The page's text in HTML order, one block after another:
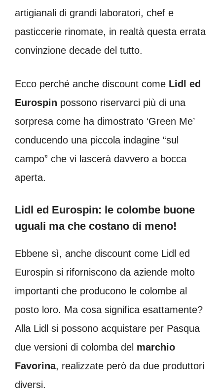
artigianali di grandi laboratori, chef e
pasticcerie rinomate, in realtà questa errata
convinzione decade del tutto.
Ecco perché anche discount come Lidl ed
Eurospin possono riservarci più di una
sorpresa come ha dimostrato ‘Green Me’
conducendo una piccola indagine “sul
campo” che vi lascerà davvero a bocca
aperta.
Lidl ed Eurospin: le colombe buone
uguali ma che costano di meno!
Ebbene sì, anche discount come Lidl ed
Eurospin si riforniscono da aziende molto
importanti che producono le colombe al
posto loro. Ma cosa significa esattamente?
Alla Lidl si possono acquistare per Pasqua
due versioni di colomba del marchio
Favorina, realizzate però da due produttori
diversi.